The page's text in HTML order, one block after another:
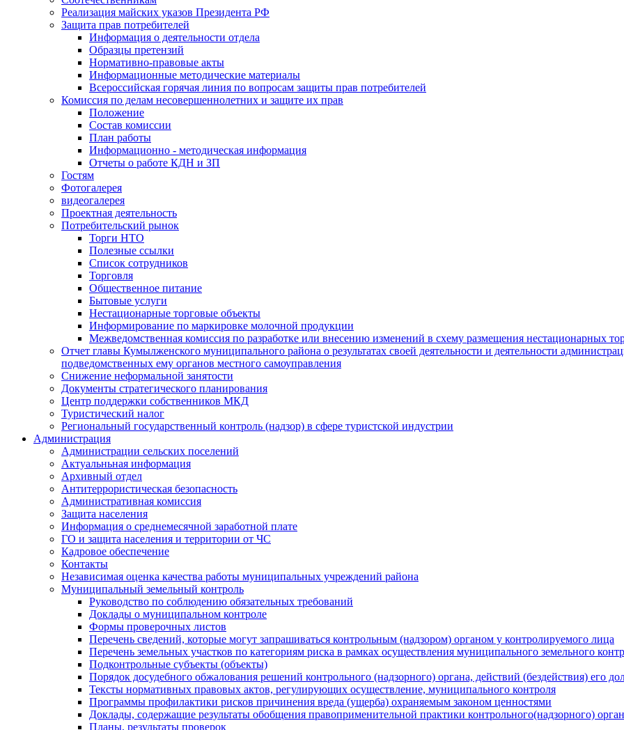
Реализация майских указов Президента РФ
Защита прав потребителей
Информация о деятельности отдела
Образцы претензий
Нормативно-правовые акты
Информационные методические материалы
Всероссийская горячая линия по вопросам защиты прав потребителей
Комиссия по делам несовершеннолетних и защите их прав
Положение
Состав комиссии
План работы
Информационно - методическая информация
Отчеты о работе КДН и ЗП
Гостям
Фотогалерея
видеогалерея
Проектная деятельность
Потребительский рынок
Торги НТО
Полезные ссылки
Список сотрудников
Торговля
Общественное питание
Бытовые услуги
Нестационарные торговые объекты
Информирование по маркировке молочной продукции
Межведомственная комиссия по разработке или внесению изменений в схему размещения нестационарных
Отчет главы Кумылженского муниципального района о результатах своей деятельности и деятельности
подведомственных ему органов местного самоуправления
Снижение неформальной занятости
Документы стратегического планирования
Центр поддержки собственников МКД
Туристический налог
Региональный государственный контроль (надзор) в сфере туристской индустрии
Администрация
Администрации сельских поселений
Актуальньная информация
Архивный отдел
Антитеррористическая безопасность
Административная комиссия
Защита населения
Информация о среднемесячной заработной плате
ГО и защита населения и территории от ЧС
Кадровое обеспечение
Контакты
Независимая оценка качества работы муниципальных учреждений района
Муниципальный земельный контроль
Руководство по соблюдению обязательных требований
Доклады о муниципальном контроле
Формы проверочных листов
Перечень сведений, которые могут запрашиваться контрольным (надзором) органом у контролируемого лица
Перечень земельных участков по категориям риска в рамках осуществления муниципального земельного
Подконтрольные субъекты (объекты)
Порядок досудебного обжалования решений контрольного (надзорного) органа, действий (бездействия) его
Тексты нормативных правовых актов, регулирующих осуществление, муниципального контроля
Программы профилактики рисков причинения вреда (ущерба) охраняемым законом ценностями
Доклады, содержащие результаты обобщения правоприменительной практики контрольного(надзорного)
Планы, результаты проверок